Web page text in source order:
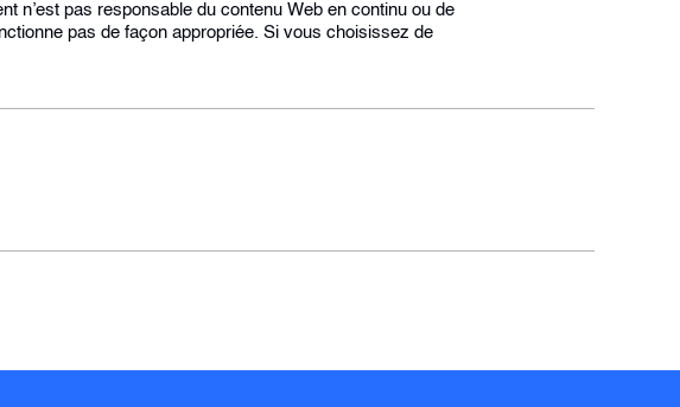
n’est pas responsable du contenu Web en continu ou de
pas de façon appropriée. Si vous choisissez de